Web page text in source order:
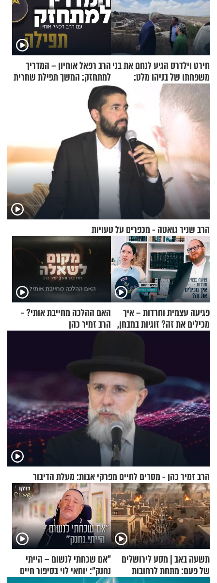
חירט וילדרס הגיע לנחם את בני
משפחתו של בניהו מלט:
"מיליונים באירופה תומכים
בכם"
הרב רפאל אוחיון – המדריך
למתחזק: המשך תפילת שחרית
מאשרי ועד עלינו
הרב שניר גואטה - מכפרים על טעויות
פגיעה עצמית וחרדות – איך
מכילים את זה? זוגיות במבחן,
הפעם עם יהודית ואלתר כהן
האם ההלכה מחייבת אותי? -
הרב זמיר כהן
הרב זמיר כהן - מסרים לחיים מפרקי אבות: מעלת הדיבור
תשעה באב | מסע לירושלים
של פעם: מתחת לרחובות
"אם שכחתי לנשום – הייתי
נחנק": יוחאי לוי בסיפור חיים